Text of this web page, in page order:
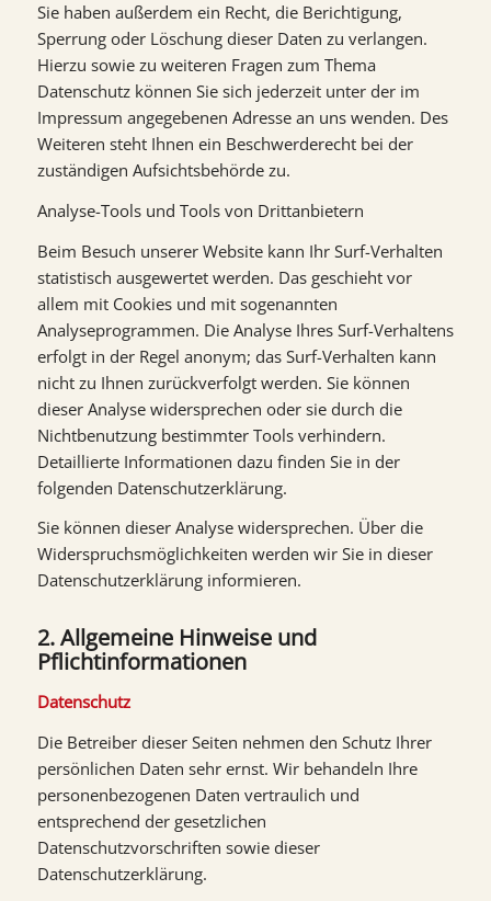
Sie haben außerdem ein Recht, die Berichtigung,
Sperrung oder Löschung dieser Daten zu verlangen.
Hierzu sowie zu weiteren Fragen zum Thema
Datenschutz können Sie sich jederzeit unter der im
Impressum angegebenen Adresse an uns wenden. Des
Weiteren steht Ihnen ein Beschwerderecht bei der
zuständigen Aufsichtsbehörde zu.
Analyse-Tools und Tools von Drittanbietern
Beim Besuch unserer Website kann Ihr Surf-Verhalten
statistisch ausgewertet werden. Das geschieht vor
allem mit Cookies und mit sogenannten
Analyseprogrammen. Die Analyse Ihres Surf-Verhaltens
erfolgt in der Regel anonym; das Surf-Verhalten kann
nicht zu Ihnen zurückverfolgt werden. Sie können
dieser Analyse widersprechen oder sie durch die
Nichtbenutzung bestimmter Tools verhindern.
Detaillierte Informationen dazu finden Sie in der
folgenden Datenschutzerklärung.
Sie können dieser Analyse widersprechen. Über die
Widerspruchsmöglichkeiten werden wir Sie in dieser
Datenschutzerklärung informieren.
2. Allgemeine Hinweise und
Pflichtinformationen
Datenschutz
Die Betreiber dieser Seiten nehmen den Schutz Ihrer
persönlichen Daten sehr ernst. Wir behandeln Ihre
personenbezogenen Daten vertraulich und
entsprechend der gesetzlichen
Datenschutzvorschriften sowie dieser
Datenschutzerklärung.